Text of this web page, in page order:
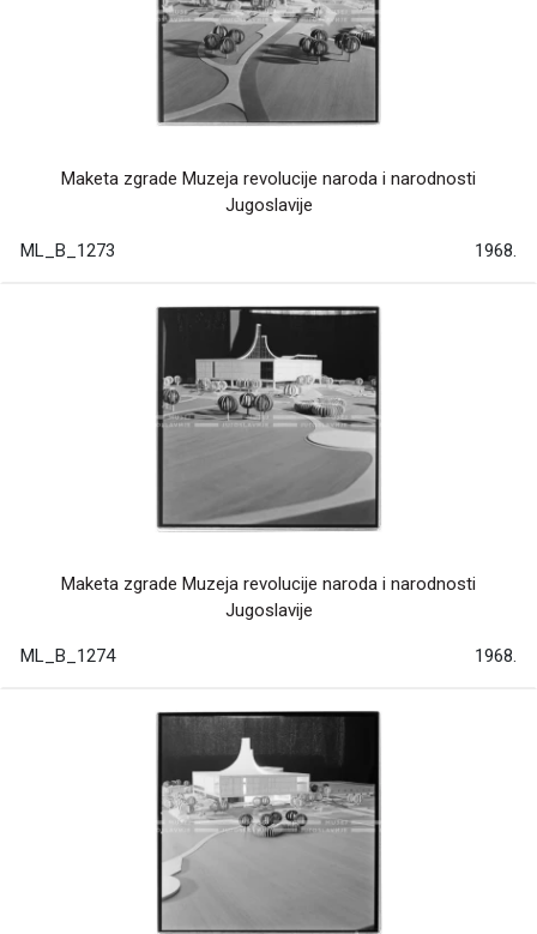
Maketa zgrade Muzeja revolucije naroda i narodnosti
Jugoslavije
ML_B_1273 1968.
Maketa zgrade Muzeja revolucije naroda i narodnosti
Jugoslavije
ML_B_1274 1968.